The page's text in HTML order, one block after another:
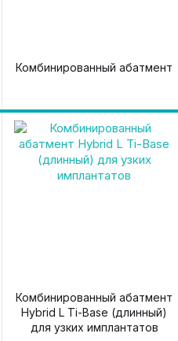
Комбинированный абатмент
Комбинированный абатмент
Hybrid L Ti-Base (длинный)
для узких имплантатов